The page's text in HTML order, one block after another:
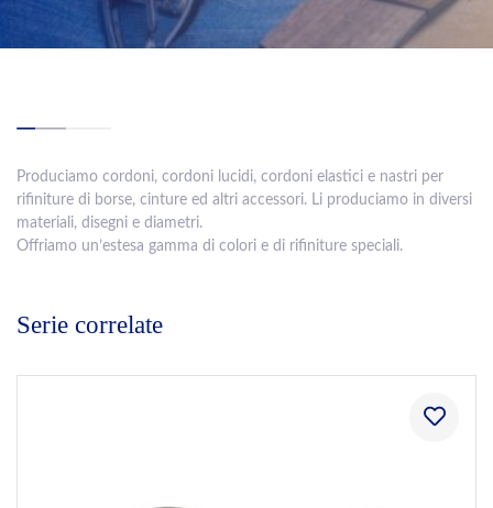
Produciamo cordoni, cordoni lucidi, cordoni elastici e nastri per
rifiniture di borse, cinture ed altri accessori. Li produciamo in diversi
materiali, disegni e diametri.
Offriamo un’estesa gamma di colori e di rifiniture speciali.
Serie correlate